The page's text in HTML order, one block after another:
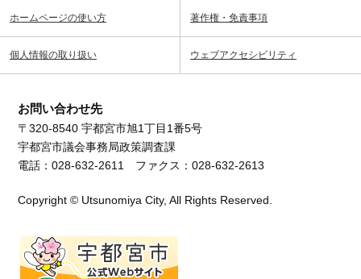
ホームページの使い方 著作権・免責事項
個人情報の取り扱い ウェブアクセシビリティ
お問い合わせ先
〒320-8540 宇都宮市旭1丁目1番5号
宇都宮市議会事務局政策調査課
電話：028-632-2611 ファクス：028-632-2613
Copyright © Utsunomiya City, All Rights Reserved.